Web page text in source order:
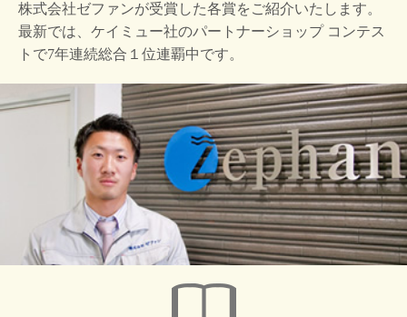
株式会社ゼファンが受賞した各賞をご紹介いたします。
最新では、ケイミュー社のパートナーショップ コンテス
トで7年連続総合１位連覇中です。